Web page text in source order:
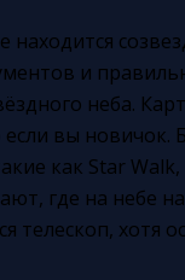
находится
и
неба.
вы
как Star
где на небе
телескоп,